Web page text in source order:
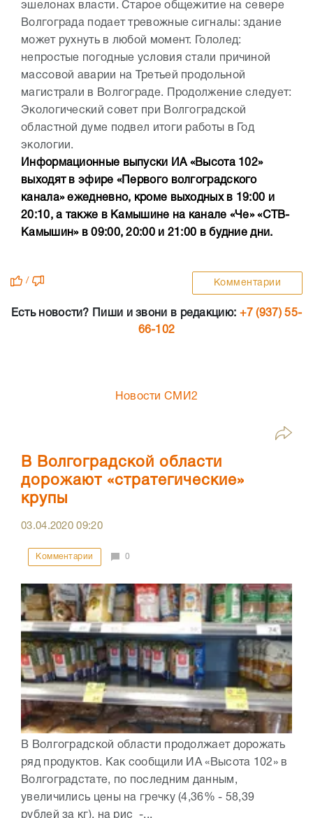
эшелонах власти. Старое общежитие на севере
Волгограда подает тревожные сигналы: здание
может рухнуть в любой момент. Гололед:
непростые погодные условия стали причиной
массовой аварии на Третьей продольной
магистрали в Волгограде. Продолжение следует:
Экологический совет при Волгоградской
областной думе подвел итоги работы в Год
экологии.
Информационные выпуски ИА «Высота 102»
выходят в эфире «Первого волгоградского
канала» ежедневно, кроме выходных в 19:00 и
20:10, а также в Камышине на канале «Че» «СТВ-
Камышин» в 09:00, 20:00 и 21:00 в будние дни.
/ Комментарии
Есть новости? Пиши и звони в редакцию: +7 (937) 55-
66-102
Новости СМИ2
В Волгоградской области
дорожают «стратегические»
крупы
03.04.202009:20
Комментарии 0
В Волгоградской области продолжает дорожать
ряд продуктов. Как сообщили ИА «Высота 102» в
Волгоградстате, по последним данным,
увеличились цены на гречку (4,36% - 58,39
рублей за кг), на рис -...